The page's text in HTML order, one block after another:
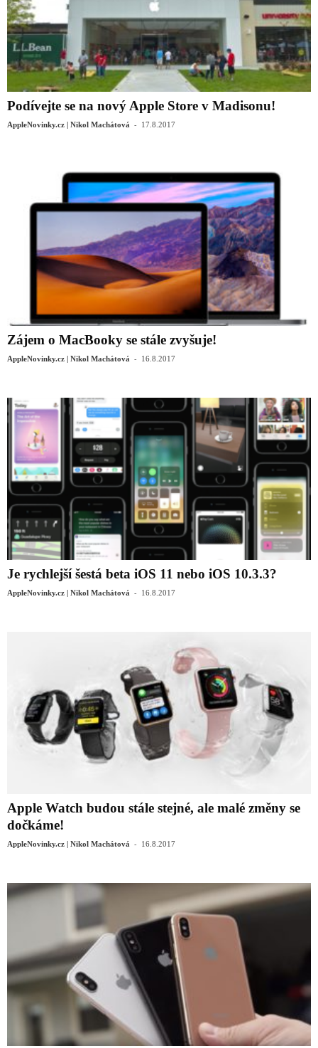
Podívejte se na nový Apple Store v Madisonu!
AppleNovinky.cz | Nikol Machátová - 17.8.2017
Zájem o MacBooky se stále zvyšuje!
AppleNovinky.cz | Nikol Machátová - 16.8.2017
Je rychlejší šestá beta iOS 11 nebo iOS 10.3.3?
AppleNovinky.cz | Nikol Machátová - 16.8.2017
Apple Watch budou stále stejné, ale malé změny se
dočkáme!
AppleNovinky.cz | Nikol Machátová - 16.8.2017